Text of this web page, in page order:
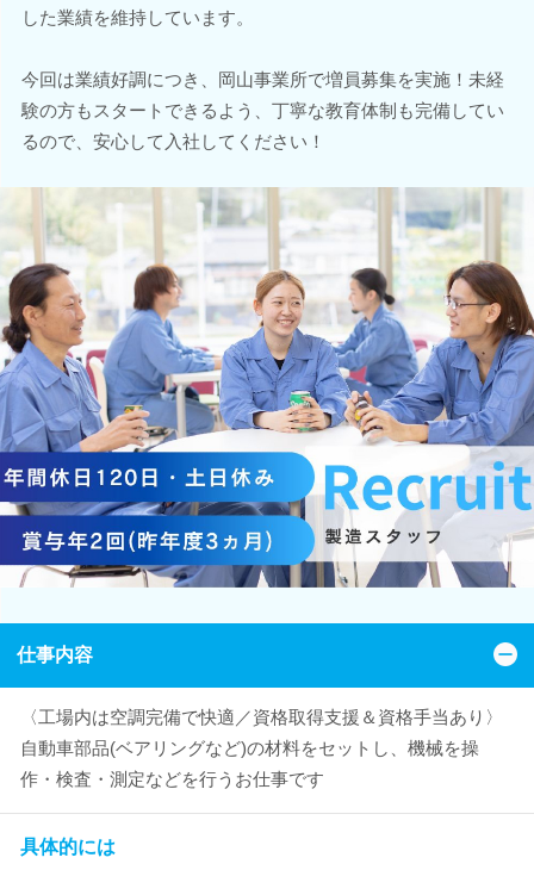
した業績を維持しています。
今回は業績好調につき、岡山事業所で増員募集を実施！未経
験の方もスタートできるよう、丁寧な教育体制も完備してい
るので、安心して入社してください！
仕事内容
〈工場内は空調完備で快適／資格取得支援＆資格手当あり〉
自動車部品(ベアリングなど)の材料をセットし、機械を操
作・検査・測定などを行うお仕事です
具体的には